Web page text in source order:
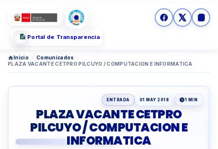
Portal de Transparencia
Inicio › Comunicados ›
PLAZA VACANTE CETPRO PILCUYO / COMPUTACION E INFORMATICA
ENTRADA 01 MAY 2018 1 MIN
PLAZA VACANTE CETPRO
PILCUYO / COMPUTACION E
INFORMATICA